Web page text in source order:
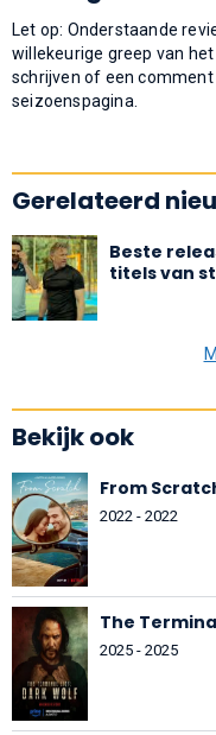
Let op: Onderstaande
willekeurige greep van
schrijven of een
seizoenspagina.
Gerelateerd
Beste
titels van
Bekijk ook
From
2022 - 2022
The
2025 - 2025